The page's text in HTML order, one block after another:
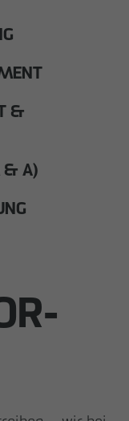
&
& A)